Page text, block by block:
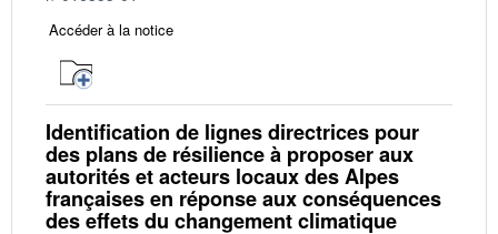
Accéder à la notice
Identification de lignes directrices pour
des plans de résilience à proposer aux
autorités et acteurs locaux des Alpes
françaises en réponse aux conséquences
des effets du changement climatique